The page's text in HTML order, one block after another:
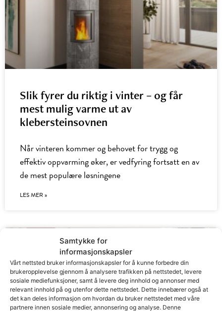
Samtykke for
informasjonskapsler
Vårt nettsted bruker informasjonskapsler for å kunne forbedre din
brukeropplevelse gjennom å analysere trafikken på nettstedet, levere
sosiale mediefunksjoner, samt å levere deg innhold og annonser med
relevant innhold på og utenfor dette nettstedet. Dette innebærer også at
det kan deles informasjon om hvordan du bruker nettstedet med våre
partnere innen sosiale medier, annonsering og analyse. Denne
Slik fyrer du riktig i vinter – og får
mest mulig varme ut av
klebersteinsovnen
Når vinteren kommer og behovet for trygg og
effektiv oppvarming øker, er vedfyring fortsatt en av
de mest populære løsningene
LES MER »